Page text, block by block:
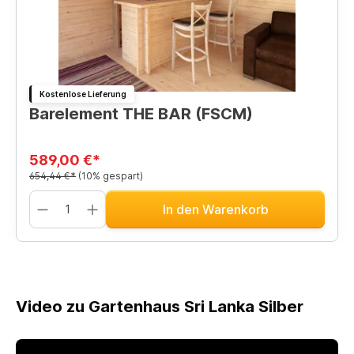
Kostenlose Lieferung
Barelement THE BAR (FSCM)
589,00 €*
654,44 €* (10% gespart)
In den Warenkorb
Video zu Gartenhaus Sri Lanka Silber